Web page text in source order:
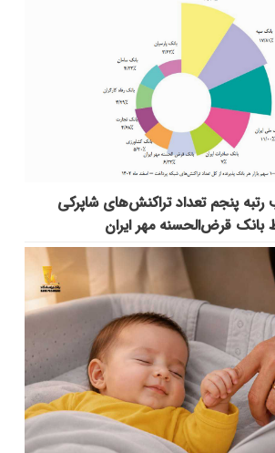
پنجم تعداد تراکنش‌های شاپرکی
بانک قرض‌الحسنه مهر ایران